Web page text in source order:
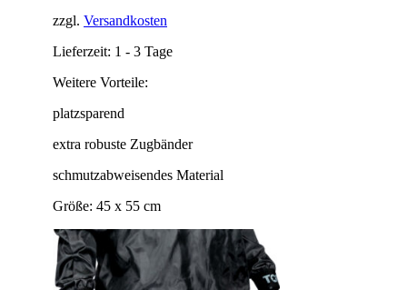
zzgl. Versandkosten
Lieferzeit: 1 - 3 Tage
Weitere Vorteile:
platzsparend
extra robuste Zugbänder
schmutzabweisendes Material
Größe: 45 x 55 cm